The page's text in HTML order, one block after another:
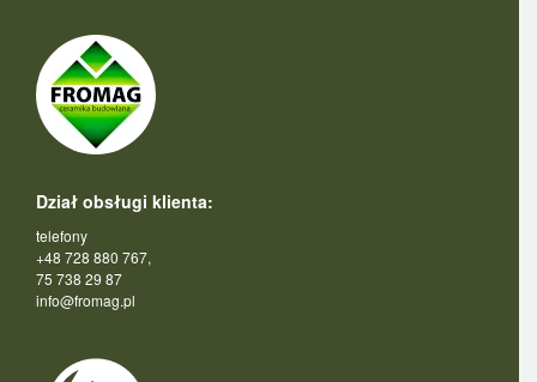
Dział obsługi klienta:
telefony
+48 728 880 767,
75 738 29 87
info@fromag.pl